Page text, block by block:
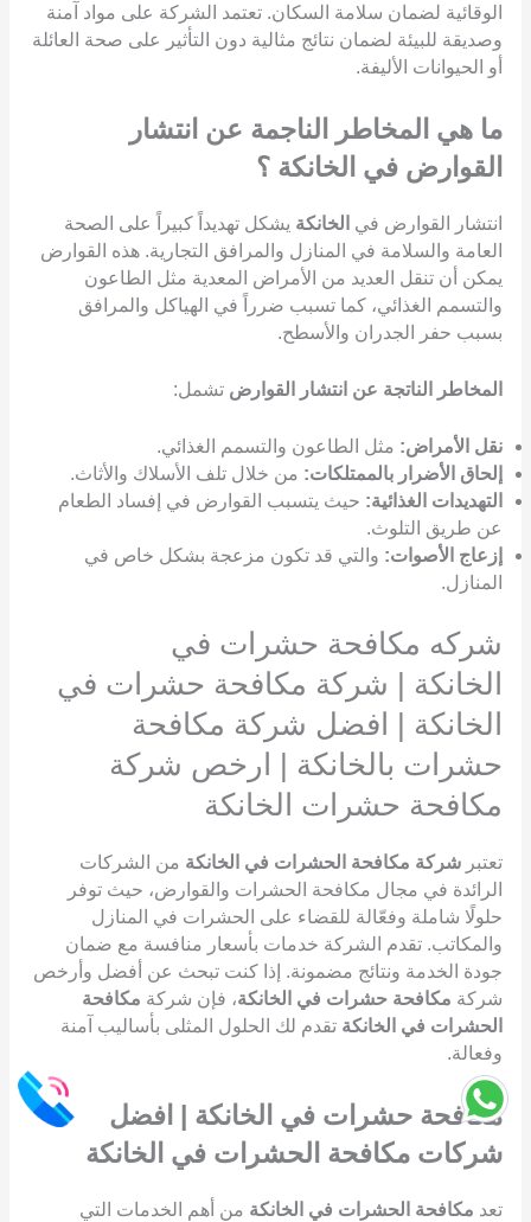
الوقائية لضمان سلامة السكان. تعتمد الشركة على مواد آمنة
وصديقة للبيئة لضمان نتائج مثالية دون التأثير على صحة العائلة
أو الحيوانات الأليفة.
ما هي المخاطر الناجمة عن انتشار
القوارض في الخانكة ؟
انتشار القوارض في الخانكة يشكل تهديداً كبيراً على الصحة
العامة والسلامة في المنازل والمرافق التجارية. هذه القوارض
يمكن أن تنقل العديد من الأمراض المعدية مثل الطاعون
والتسمم الغذائي، كما تسبب ضرراً في الهياكل والمرافق
بسبب حفر الجدران والأسطح.
المخاطر الناتجة عن انتشار القوارض تشمل:
نقل الأمراض: مثل الطاعون والتسمم الغذائي.
إلحاق الأضرار بالممتلكات: من خلال تلف الأسلاك والأثاث.
التهديدات الغذائية: حيث يتسبب القوارض في إفساد الطعام
عن طريق التلوث.
إزعاج الأصوات: والتي قد تكون مزعجة بشكل خاص في
المنازل.
شركه مكافحة حشرات في
الخانكة | شركة مكافحة حشرات في
الخانكة | افضل شركة مكافحة
حشرات بالخانكة | ارخص شركة
مكافحة حشرات الخانكة
تعتبر شركة مكافحة الحشرات في الخانكة من الشركات
الرائدة في مجال مكافحة الحشرات والقوارض، حيث توفر
حلولًا شاملة وفعّالة للقضاء على الحشرات في المنازل
والمكاتب. تقدم الشركة خدمات بأسعار منافسة مع ضمان
جودة الخدمة ونتائج مضمونة. إذا كنت تبحث عن أفضل وأرخص
شركة مكافحة حشرات في الخانكة، فإن شركة مكافحة
الحشرات في الخانكة تقدم لك الحلول المثلى بأساليب آمنة
وفعالة.
مكافحة حشرات في الخانكة | افضل
شركات مكافحة الحشرات في الخانكة
تعد مكافحة الحشرات في الخانكة من أهم الخدمات التي